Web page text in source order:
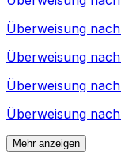
Überweisung nach
Überweisung nach
Überweisung nach
Überweisung nach
Mehr anzeigen